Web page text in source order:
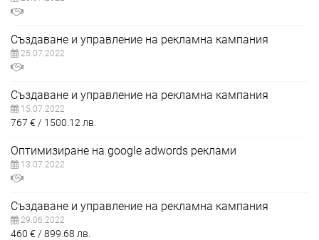
Създаване и управление на рекламна кампания
25.07.2022
Създаване и управление на рекламна кампания
15.07.2022
767 € 1500.12 лв.
Оптимизиране на google adwords реклами
13.07.2022
Създаване и управление на рекламна кампания
29.06.2022
460 € 899.68 лв.